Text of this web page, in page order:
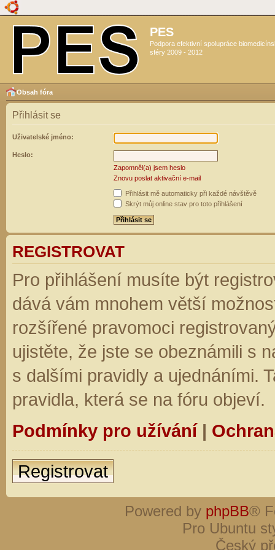
PES
Podpora efektivní spolupráce
sféry 2009 - 2012
Obsah fóra
Přihlásit se
Uživatelské jméno:
Heslo:
Zapomněl(a) jsem heslo
Znovu poslat aktivační e-mail
Přihlásit mě automaticky při každé návštěvě
Skrýt můj online stav pro toto přihlášení
REGISTROVAT
Pro přihlášení musíte být
dává vám mnohem větší
rozšířené pravomoci
ujistěte, že jste se obeznámili s
s dalšími pravidly a ujednáními.
pravidla, která se na fóru objeví.
Podmínky pro užívání|
Registrovat
Powered by phpBB®
Pro Ubuntu
Český